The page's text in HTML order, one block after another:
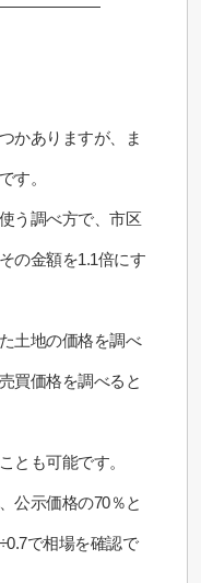
かありますが、ま
す。
う調べ方で、市区
の金額を1.1倍にす
土地の価格を調べ
買価格を調べると
とも可能です。
公示価格の70％と
で相場を確認で